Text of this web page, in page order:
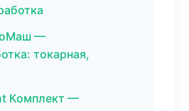
—
токарная,
Комплект —